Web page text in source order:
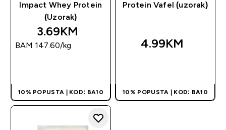
Impact Whey Protein
(Uzorak)
3.69KM‎
BAM 147.60‎/kg
10% POPUSTA | KOD: BA10
Protein Vafel (uzorak)
4.99KM‎
10% POPUSTA | KOD: BA10